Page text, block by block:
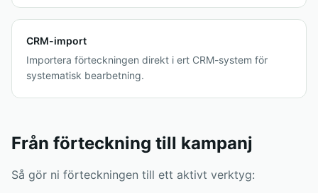
CRM-import
Importera förteckningen direkt i ert CRM-system för
systematisk bearbetning.
Från förteckning till kampanj
Så gör ni förteckningen till ett aktivt verktyg: